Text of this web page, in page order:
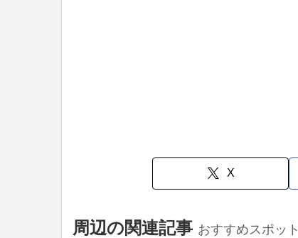
X
周辺の関連記事 おすすめスポット